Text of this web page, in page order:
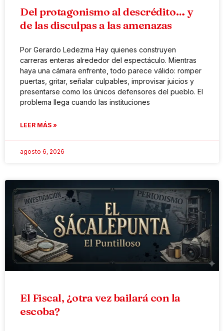
Del protagonismo al descrédito… y
de las disculpas a las amenazas
Por Gerardo Ledezma Hay quienes construyen
carreras enteras alrededor del espectáculo. Mientras
haya una cámara enfrente, todo parece válido: romper
puertas, gritar, señalar culpables, improvisar juicios y
presentarse como los únicos defensores del pueblo. El
problema llega cuando las instituciones
LEER MÁS »
agosto 6, 2026
El Fiscal, ¿otra vez bailará con la
escoba?